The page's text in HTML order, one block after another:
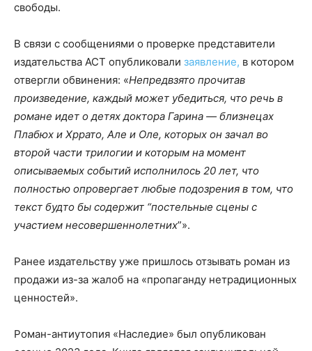
свободы.
В связи с сообщениями о проверке представители
издательства АСТ опубликовали заявление, в котором
отвергли обвинения: «Непредвзято прочитав
произведение, каждый может убедиться, что речь в
романе идет о детях доктора Гарина — близнецах
Плабюх и Хррато, Але и Оле, которых он зачал во
второй части трилогии и которым на момент
описываемых событий исполнилось 20 лет, что
полностью опровергает любые подозрения в том, что
текст будто бы содержит “постельные сцены с
участием несовершеннолетних”».
Ранее издательству уже пришлось отзывать роман из
продажи из-за жалоб на «пропаганду нетрадиционных
ценностей».
Роман-антиутопия «Наследие» был опубликован